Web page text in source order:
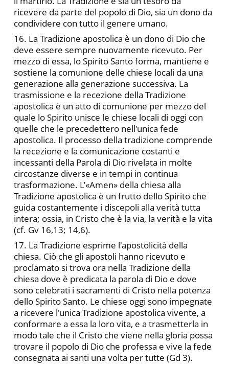
ricevere da parte del popolo di Dio, sia un dono da
condividere con tutto il genere umano.
16. La Tradizione apostolica è un dono di Dio che
deve essere sempre nuovamente ricevuto. Per
mezzo di essa, lo Spirito Santo forma, mantiene e
sostiene la comunione delle chiese locali da una
generazione alla generazione successiva. La
trasmissione e la recezione della Tradizione
apostolica è un atto di comunione per mezzo del
quale lo Spirito unisce le chiese locali di oggi con
quelle che le precedettero nell'unica fede
apostolica. Il processo della tradizione comprende
la recezione e la comunicazione costanti e
incessanti della Parola di Dio rivelata in molte
circostanze diverse e in tempi in continua
trasformazione. L’«Amen» della chiesa alla
Tradizione apostolica è un frutto dello Spirito che
guida costantemente i discepoli alla verità tutta
intera; ossia, in Cristo che è la via, la verità e la vita
(cf. Gv 16,13; 14,6).
17. La Tradizione esprime l'apostolicità della
chiesa. Ciò che gli apostoli hanno ricevuto e
proclamato si trova ora nella Tradizione della
chiesa dove è predicata la parola di Dio e dove
sono celebrati i sacramenti di Cristo nella potenza
dello Spirito Santo. Le chiese oggi sono impegnate
a ricevere l'unica Tradizione apostolica vivente, a
conformare a essa la loro vita, e a trasmetterla in
modo tale che il Cristo che viene nella gloria possa
trovare il popolo di Dio che professa e vive la fede
consegnata ai santi una volta per tutte (Gd 3).